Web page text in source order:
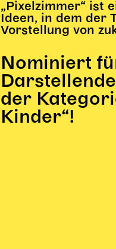
„Pixelzimmer“ ist
Ideen, in dem der
Vorstellung von
Nominiert
der
Kinder“!